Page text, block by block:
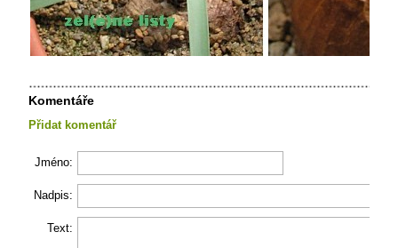
Komentáře
Přidat komentář
Jméno:
Nadpis:
Text: